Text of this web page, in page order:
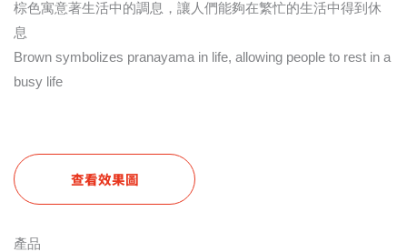
棕色寓意著生活中的調息，讓人們能夠在繁忙的生活中得到休
息
Brown symbolizes pranayama in life, allowing people to rest in a
busy life
查看效果圖
產品